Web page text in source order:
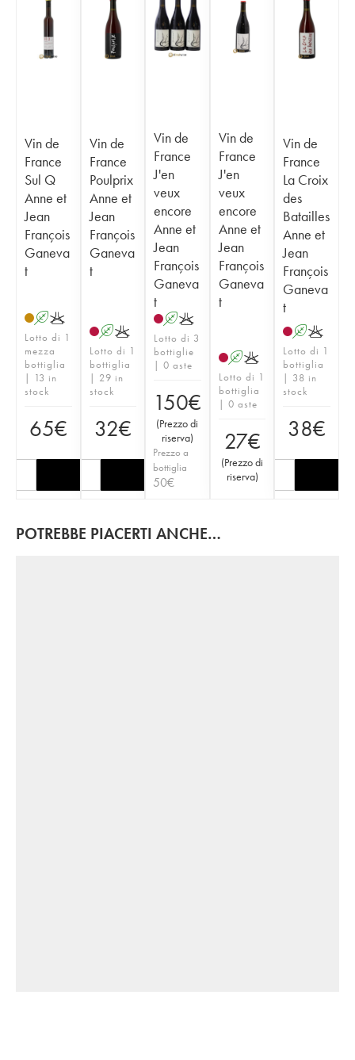
Vin de
France
Sul Q
Anne et
Jean
François
Ganeva
t
AK
Lotto di 1
mezza
bottiglia
| 13 in
stock
65€
Vin de
France
Poulprix
Anne et
Jean
François
Ganeva
t
AK
Lotto di 1
bottiglia
| 29 in
stock
32€
Vin de
France
J'en
veux
encore
Anne et
Jean
François
Ganeva
t
AK
Lotto di 3
bottiglie
| 0 aste
150€
(Prezzo di
riserva)
Prezzo a
bottiglia
50€
Vin de
France
J'en
veux
encore
Anne et
Jean
François
Ganeva
t
AK
Lotto di 1
bottiglia
| 0 aste
27€
(Prezzo di
riserva)
Vin de
France
La Croix
des
Batailles
Anne et
Jean
François
Ganeva
t
AK
Lotto di 1
bottiglia
| 38 in
stock
38€
POTREBBE PIACERTI ANCHE…